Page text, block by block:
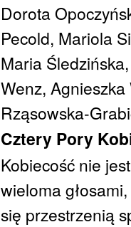
Dorota
Pecold, Mariola
Maria
Wenz,
Rząsowska-
Cztery Pory
Kobiecość nie
wieloma
się przestrzenią